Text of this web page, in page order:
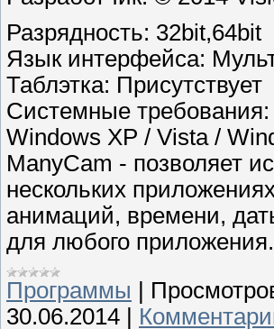
Разрядность: 32bit,64bit
Язык интерфейса:
Таблэтка: Присутствует
Системные требования:
Windows XP / Vista /
ManyCam - позволяет
нескольких
анимаций, времени,
для любого приложения.
Программы |
30.06.2014 |